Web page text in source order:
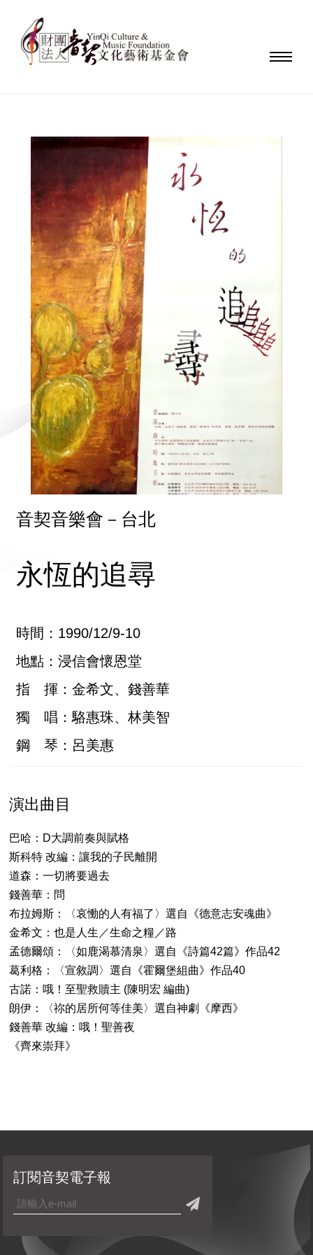
音契音樂會－台北
永恆的追尋
時間：1990/12/9-10
地點：浸信會懷恩堂
指 揮：金希文、錢善華
獨 唱：駱惠珠、林美智
鋼 琴：呂美惠
演出曲目
巴哈：D大調前奏與賦格
斯科特 改編：讓我的子民離開
道森：一切將要過去
錢善華：問
布拉姆斯：〈哀慟的人有福了〉選自《德意志安魂曲》
金希文：也是人生／生命之糧／路
孟德爾頌：〈如鹿渴慕清泉〉選自《詩篇42篇》作品42
葛利格：〈宣敘調〉選自《霍爾堡組曲》作品40
古諾：哦！至聖救贖主 (陳明宏 編曲)
朗伊：〈祢的居所何等佳美〉選自神劇《摩西》
錢善華 改編：哦！聖善夜
《齊來崇拜》
訂閱音契電子報